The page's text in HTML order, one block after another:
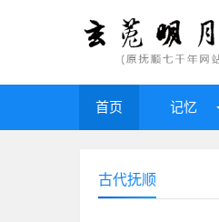
首页 记忆
古代抚顺